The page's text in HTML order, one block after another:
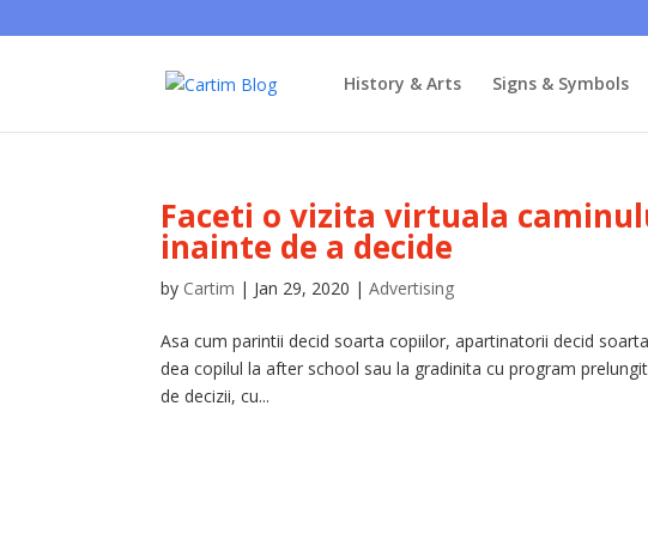
History & Arts Signs & Symbols
Faceti o vizita virtuala
inainte de a decide
by Cartim | Jan 29, 2020 |Advertising
Asa cum parintii decid soarta copiilor, apartinatorii decid
dea copilul la after school sau la gradinita cu program
de decizii, cu...